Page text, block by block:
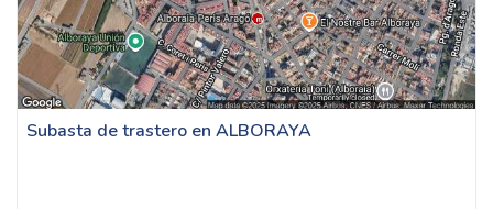
Subasta de trastero en ALBORAYA